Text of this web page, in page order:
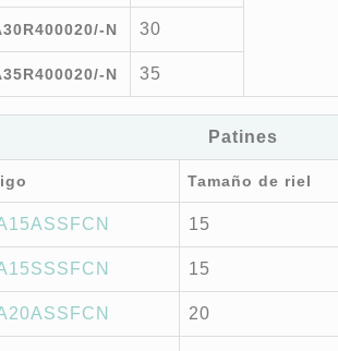
N 30
N 35
Patines
Tamaño de riel
15
15
20